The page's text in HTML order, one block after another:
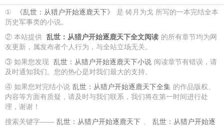
① 《乱世：从猎户开始逐鹿天下》
是 铸月为戈 所写的一本完结全本
历史军事类的小说。
② 本站提供 乱世：从猎户开始逐鹿天下全文阅读 的所有章节均为网
友更新，属发布者个人行为，与全站立场无关。
③ 如果您发现 乱世：从猎户开始逐鹿天下小说 阅读章节有错误，请
及时通知我们。您的热心是对我们最大的支持。
④ 如果您对完结小说 乱世：从猎户开始逐鹿天下全集 的作品版权、
内容等方面有质疑，请及时与我们联系，我们将在第一时间进行处
理，谢谢！
搜索关键字—— 乱世：从猎户开始逐鹿天下 、
乱世：从猎户开始逐